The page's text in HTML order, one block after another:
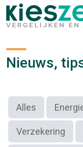
Nieuws,
Alles
Verzekering